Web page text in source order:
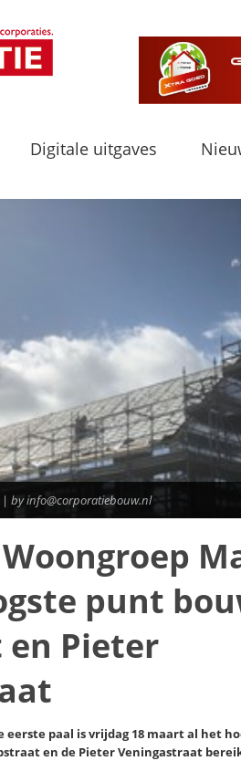
Digitale uitgaves
| by info@corporatiebouw.nl
punt
en Pieter
eerste paal is vrijdag 18 maart al het
en de Pieter Veningastraat